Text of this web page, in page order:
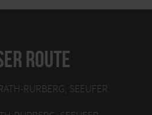
ROUTE
RURBERG, SEEUFER